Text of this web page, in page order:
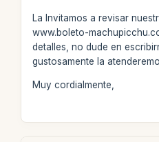
La Invitamos a revisar
www.boleto-
detalles, no dude en
gustosamente la
Muy cordialmente,